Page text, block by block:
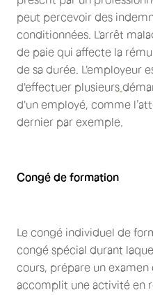
peut percevoir des
conditionnées. L'arrêt
de paie qui affecte la
de sa durée. L'employeur
d'effectuer plusieurs
d'un employé, comme
dernier par exemple.
Congé de formation
Le congé individuel de
congé spécial durant
cours, prépare un
accomplit une activité en